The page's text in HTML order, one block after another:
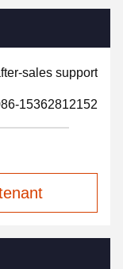
sales support
15362812152